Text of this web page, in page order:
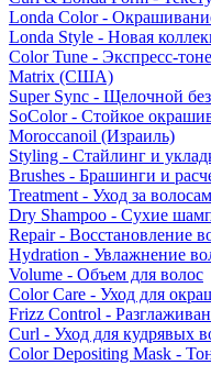
Londa Color -
Londa Style - Новая
Color Tune - Экспресс-
Matrix (США)
Super Sync - Щелочной
SoColor - Стойкое
Moroccanoil (Израиль)
Styling - Стайлинг и
Brushes - Брашинги и
Treatment - Уход за
Dry Shampoo - Сухие
Repair - Восстановление
Hydration - Увлажнение
Volume - Объем для волос
Color Care - Уход для
Frizz Control -
Curl - Уход для кудрявых
Color Depositing Mask -